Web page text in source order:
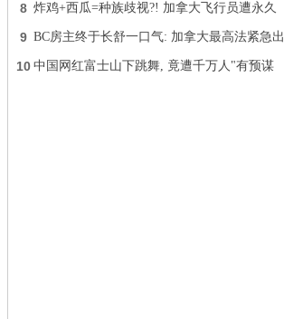
8 炸鸡+西瓜=种族歧视?! 加拿大飞行员遭永久
9 BC房主终于长舒一口气: 加拿大最高法紧急出
10 中国网红富士山下跳舞, 竟遭千万人"有预谋